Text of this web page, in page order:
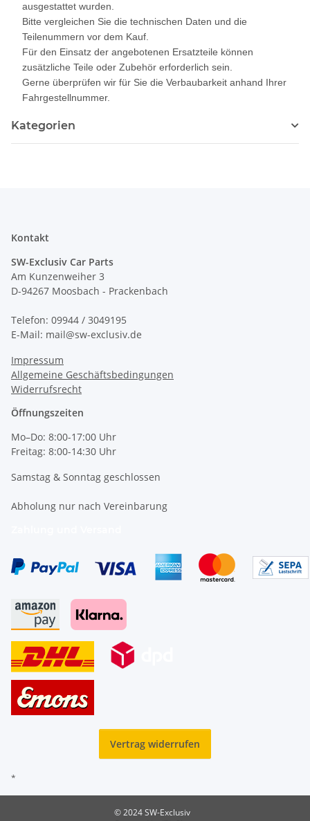
ausgestattet wurden.
Bitte vergleichen Sie die technischen Daten und die
Teilenummern vor dem Kauf.
Für den Einsatz der angebotenen Ersatzteile können
zusätzliche Teile oder Zubehör erforderlich sein.
Gerne überprüfen wir für Sie die Verbaubarkeit anhand Ihrer
Fahrgestellnummer.
Kategorien
Kontakt
SW-Exclusiv Car Parts
Am Kunzenweiher 3
D-94267 Moosbach - Prackenbach
Telefon: 09944 / 3049195
E-Mail: mail@sw-exclusiv.de
Impressum
Allgemeine Geschäftsbedingungen
Widerrufsrecht
Öffnungszeiten
Mo–Do: 8:00-17:00 Uhr
Freitag: 8:00-14:30 Uhr
Samstag & Sonntag geschlossen
Abholung nur nach Vereinbarung
Vertrag widerrufen
*
© 2024 SW-Exclusiv